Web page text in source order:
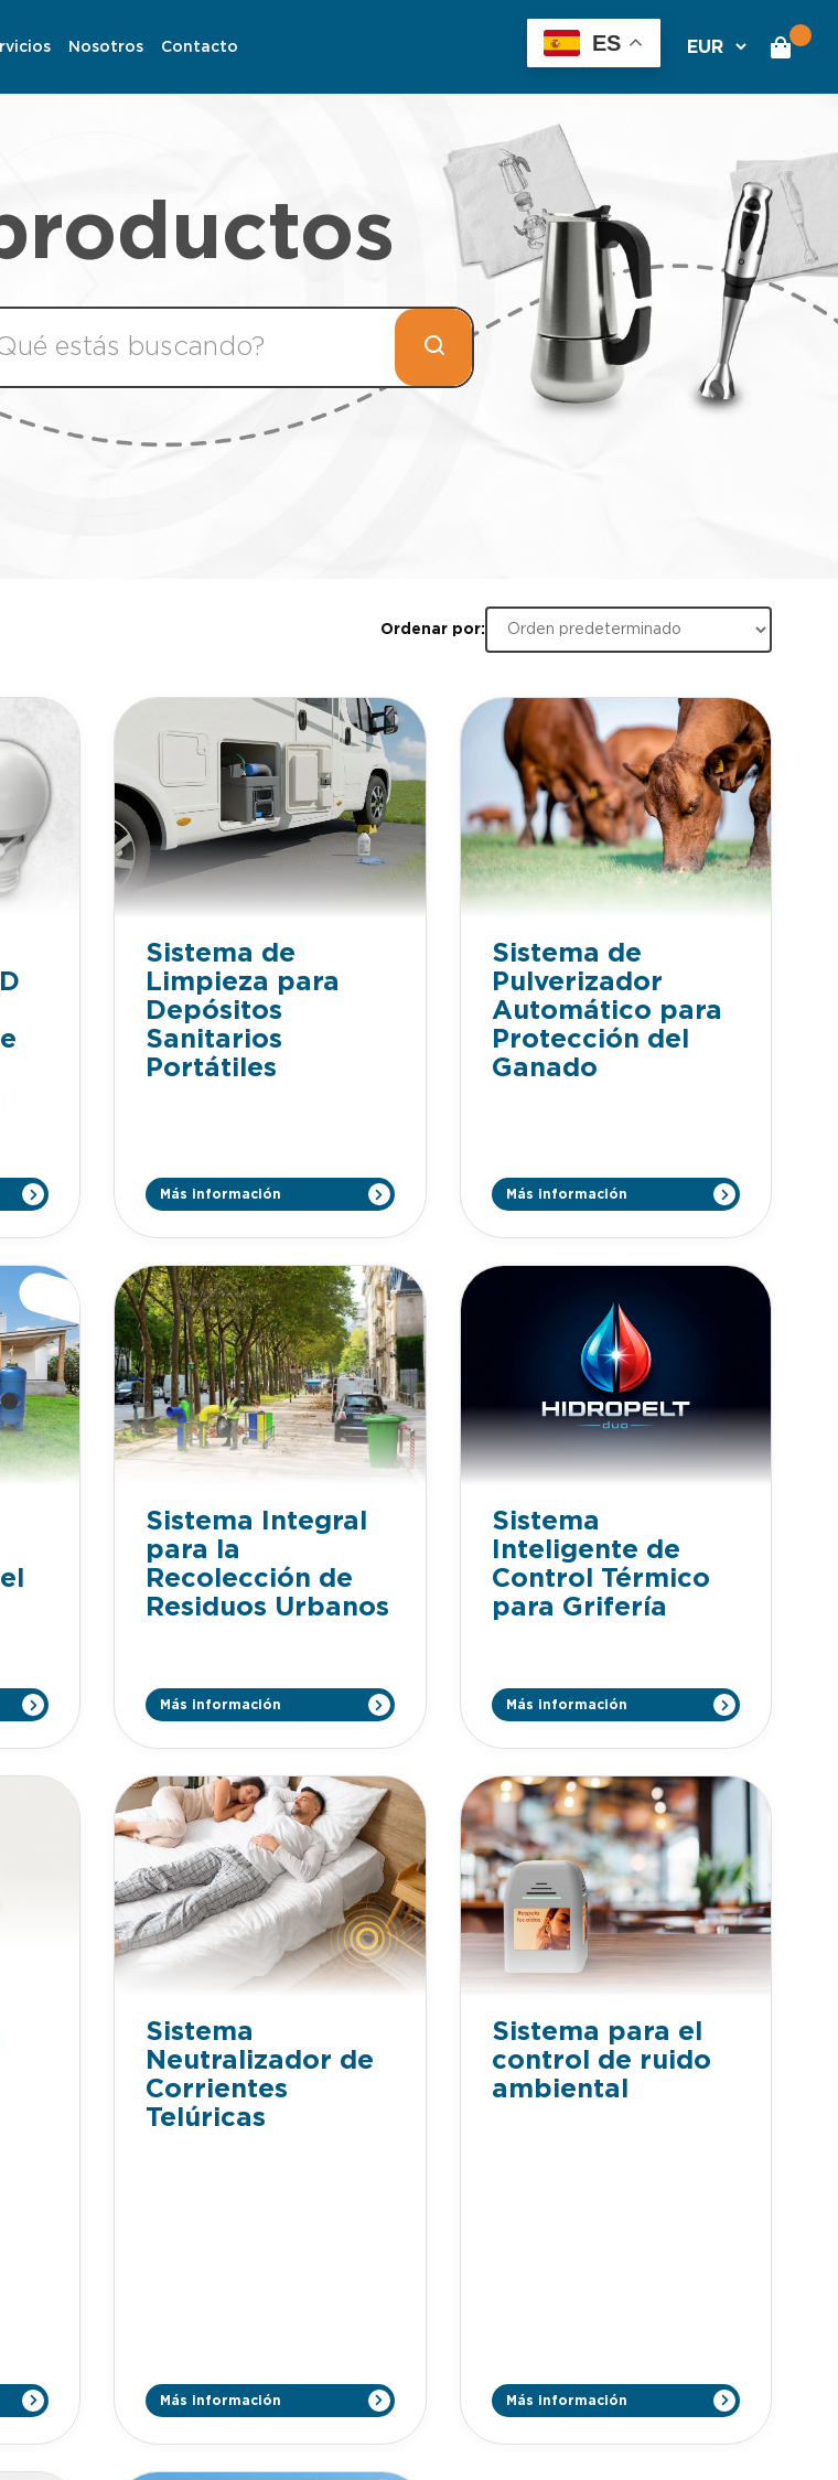
Nosotros Contacto ES
Ordenar por:
Sistema de
Limpieza para
Depósitos
Sanitarios
Portátiles
Más información
Sistema de
Pulverizador
Automático para
Protección del
Ganado
Más información
Sistema Integral
para la
Recolección de
Residuos Urbanos
Más información
Sistema
Inteligente de
Control Térmico
para Grifería
Más información
Sistema
Neutralizador de
Corrientes
Telúricas
Más información
Sistema para el
control de ruido
ambiental
Más información